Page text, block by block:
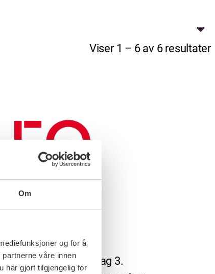
Om
og for å
våre innen
har gjort tilgjengelig for
Viser 1 – 6 av 6 resultater
FO-dagene torsdag 3.